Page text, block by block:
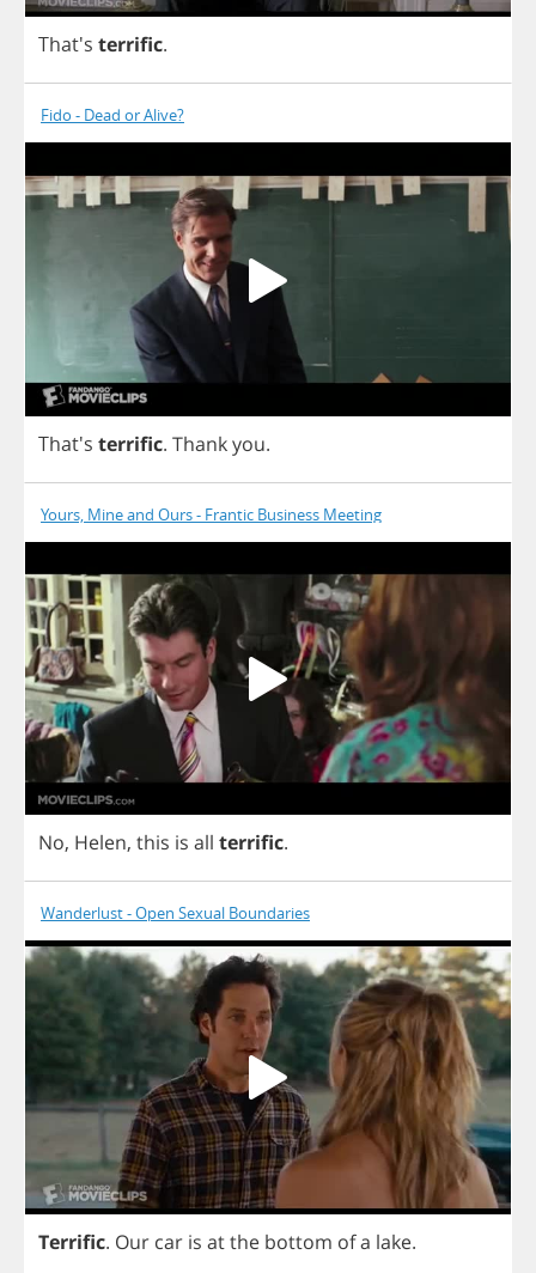
That's terrific.
Fido - Dead or Alive?
That's terrific. Thankyou.
Yours, Mine and Ours - Frantic Business Meeting
No, Helen, this is all terrific.
Wanderlust - Open Sexual Boundaries
Terrific. Our car is atthe bottom ofa lake.